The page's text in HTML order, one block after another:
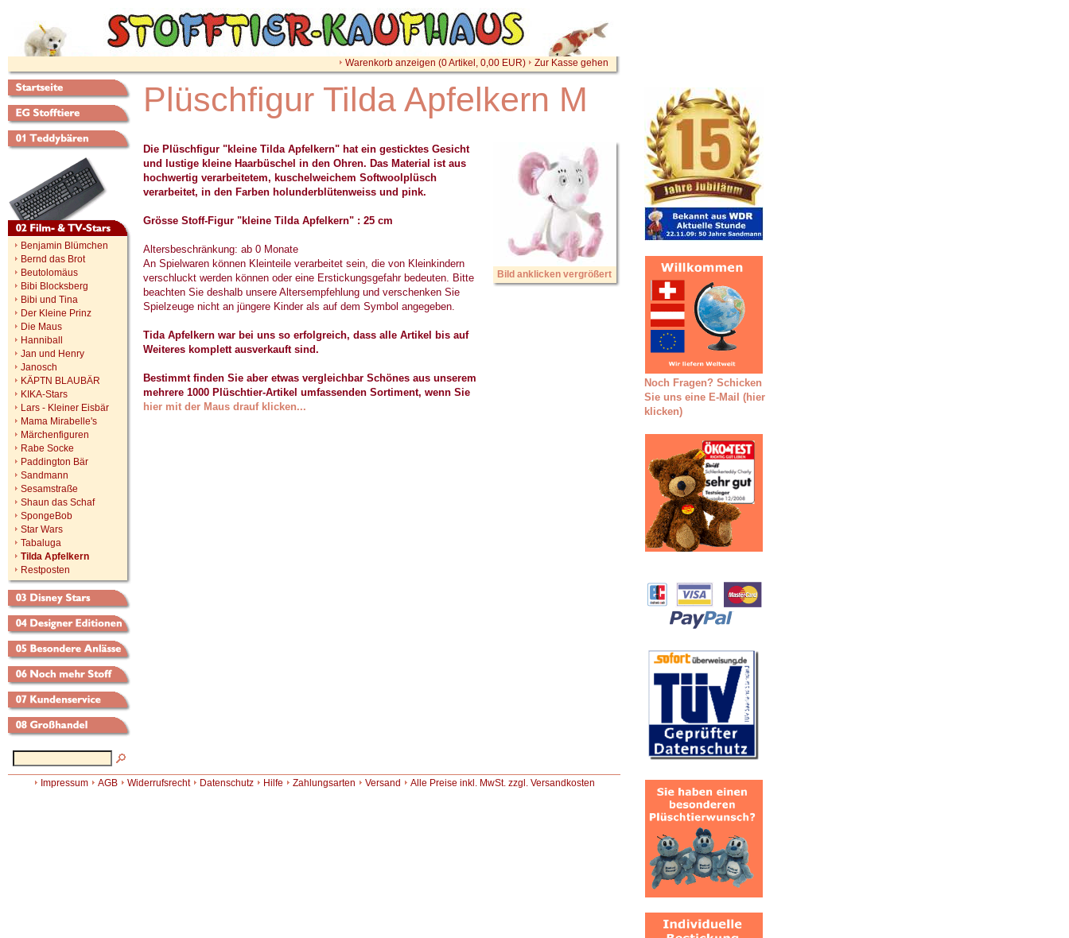
Warenkorb anzeigen (0Artikel, 0,00 EUR) Zur Kasse gehen
Benjamin Blümchen
Bernd das Brot
Beutolomäus
Bibi Blocksberg
Bibi und Tina
Der Kleine Prinz
Die Maus
Hanniball
Jan und Henry
Janosch
KÄPTN BLAUBÄR
KIKA-Stars
Lars - Kleiner Eisbär
Mama Mirabelle's
Märchenfiguren
Rabe Socke
Paddington Bär
Sandmann
Sesamstraße
Shaun das Schaf
SpongeBob
Star Wars
Tabaluga
Tilda Apfelkern
Restposten
Plüschfigur Tilda Apfelkern M
Die Plüschfigur "kleine Tilda Apfelkern" hat ein gesticktes Gesicht
und lustige kleine Haarbüschel in den Ohren. Das Material ist aus
hochwertig verarbeitetem, kuschelweichem Softwoolplüsch
verarbeitet, in den Farben holunderblütenweiss und pink.
Grösse Stoff-Figur "kleine Tilda Apfelkern" : 25 cm
Altersbeschränkung: ab 0 Monate
An Spielwaren können Kleinteile verarbeitet sein, die von Kleinkindern
verschluckt werden können oder eine Erstickungsgefahr bedeuten. Bitte
beachten Sie deshalb unsere Altersempfehlung und verschenken Sie
Spielzeuge nicht an jüngere Kinder als auf dem Symbol angegeben.
Tida Apfelkern war bei uns so erfolgreich, dass alle Artikel bis auf
Weiteres komplett ausverkauft sind.
Bestimmt finden Sie aber etwas vergleichbar Schönes aus unserem
mehrere 1000 Plüschtier-Artikel umfassenden Sortiment, wenn Sie
hier mit der Maus drauf klicken...
Bild anklicken vergrößert
Impressum AGB Widerrufsrecht Datenschutz Hilfe Zahlungsarten Versand Alle Preise inkl. MwSt. zzgl. Versandkosten
Noch Fragen? Schicken
Sie uns eine E-Mail (hier
klicken)